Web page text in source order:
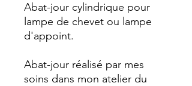
Abat-jour cylindrique pour
lampe de chevet ou lampe
d'appoint.
Abat-jour réalisé par mes
soins dans mon atelier du